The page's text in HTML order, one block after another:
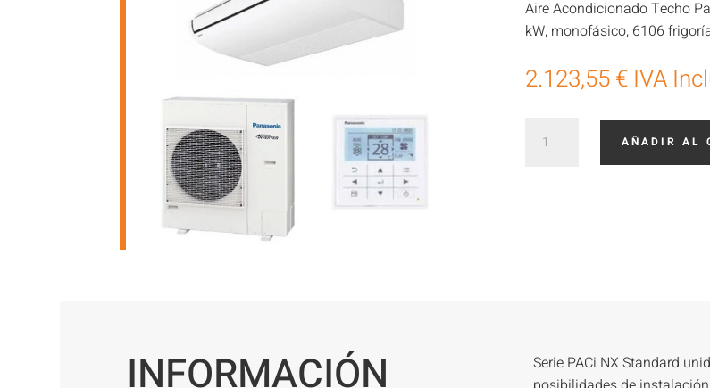
Aire Acondicionado Techo
kW, monofásico, 6106
2.123,55€ IVA
AcondicionadoAÑADIR AL
INFORMACIÓN
Serie PACi NX Standard